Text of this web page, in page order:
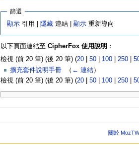
篩選
顯示 引用 | 隱藏 連結 |顯示 重新導向
以下頁面連結至 CipherFox 使用說明 ：
檢視 (前 20 筆) (後 20 筆) (20| 50| 100| 250|
擴充套件說明手冊‎ （ ← 連結）
檢視 (前 20 筆) (後 20 筆) (20| 50| 100| 250|
關於